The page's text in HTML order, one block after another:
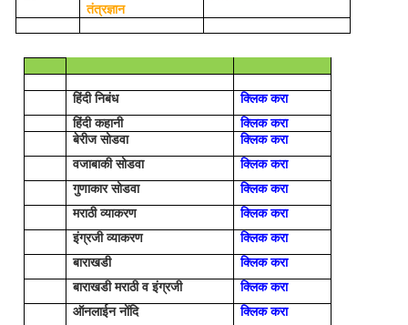
तंत्रज्ञान
हिंदी निबंध
क्लिक करा
हिंदी कहानी
क्लिक करा
बेरीज सोडवा
क्लिक करा
वजाबाकी सोडवा
क्लिक करा
गुणाकार सोडवा
क्लिक करा
मराठी व्याकरण
क्लिक करा
इंग्रजी व्याकरण
क्लिक करा
बाराखडी
क्लिक करा
बाराखडी मराठी व इंग्रजी
क्लिक करा
ऑनलाईन नोंदि
क्लिक करा